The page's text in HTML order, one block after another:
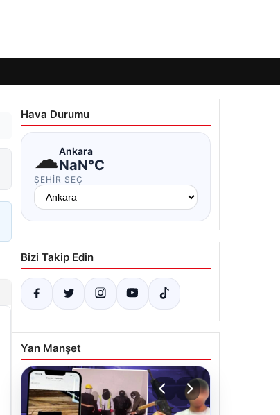
Hava Durumu
☁Ankara
NaN°C
ŞEHIR SEÇ
Bizi Takip Edin
Yan Manşet